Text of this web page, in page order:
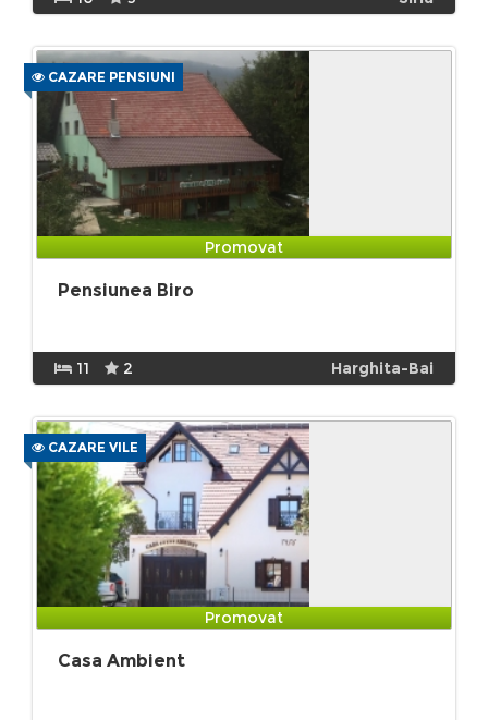
CAZARE PENSIUNI
Promovat
Pensiunea Biro
11 2 Harghita-Bai
CAZARE VILE
Promovat
Casa Ambient